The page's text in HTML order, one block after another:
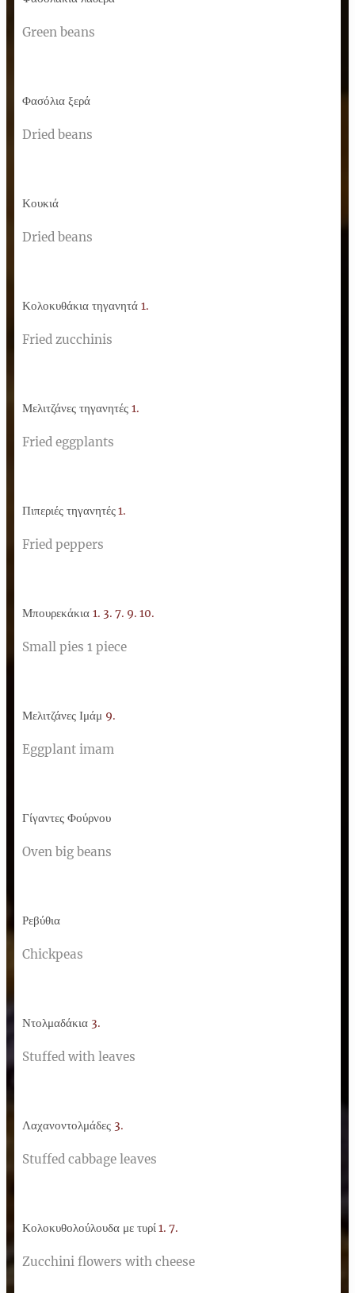
Green beans
Φασόλια ξερά
Dried beans
Κουκιά
Dried beans
Κολοκυθάκια τηγανητά 1.
Fried zucchinis
Μελιτζάνες τηγανητές 1.
Fried eggplants
Πιπεριές τηγανητές1.
Fried peppers
Μπουρεκάκια 1. 3. 7. 9. 10.
Small pies 1 piece
Μελιτζάνες Ιμάμ 9.
Eggplant imam
Γίγαντες Φούρνου
Oven big beans
Ρεβύθια
Chickpeas
Ντολμαδάκια 3.
Stuffed with leaves
Λαχανοντολμάδες 3.
Stuffed cabbage leaves
Κολοκυθολούλουδα με τυρί1. 7.
Zucchini flowers with cheese